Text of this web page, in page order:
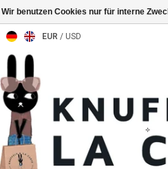
EUR / USD
Wir benutzen Cookies nur für interne